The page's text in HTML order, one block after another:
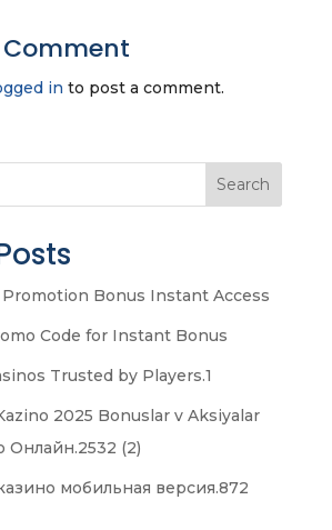
in to post a comment.
Search
Bonus Instant Access
Code for Instant Bonus
Trusted by Players.1
2025 Bonuslar v Aksiyalar
Онлайн.2532 (2)
мобильная версия.872